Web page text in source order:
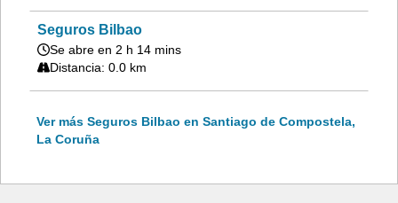
Seguros Bilbao
Se abre en 2 h 14 mins
Distancia: 0.0 km
Ver más Seguros Bilbao en Santiago de Compostela,
La Coruña